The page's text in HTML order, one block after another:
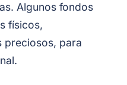
Algunos fondos
físicos,
preciosos, para